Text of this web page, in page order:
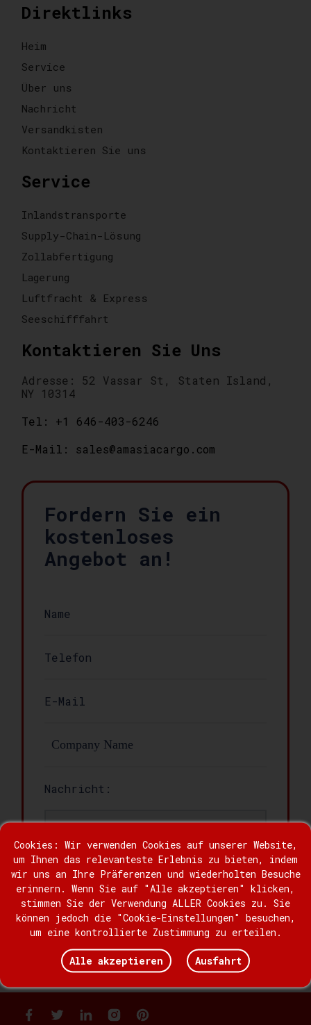
Direktlinks
Heim
Service
Über uns
Nachricht
Versandkisten
Kontaktieren Sie uns
Service
Inlandstransporte
Supply-Chain-Lösung
Zollabfertigung
Lagerung
Luftfracht & Express
Seeschifffahrt
Kontaktieren Sie Uns
Adresse: 52 Vassar St, Staten Island,
NY 10314
Tel: +1 646-403-6246
E-Mail: sales@amasiacargo.com
Fordern Sie ein
kostenloses
Angebot an!
Nachricht:
Aussenden
Cookies: Wir verwenden Cookies auf unserer Website,
um Ihnen das relevanteste Erlebnis zu bieten, indem
wir uns an Ihre Präferenzen und wiederholten Besuche
erinnern. Wenn Sie auf "Alle akzeptieren" klicken,
stimmen Sie der Verwendung ALLER Cookies zu. Sie
können jedoch die "Cookie-Einstellungen" besuchen,
um eine kontrollierte Zustimmung zu erteilen.
Alle akzeptieren Ausfahrt